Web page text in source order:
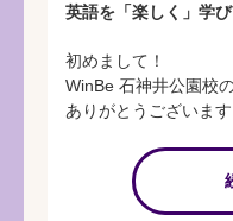
英語を「楽しく」学び
初めまして！
WinBe 石神井公園校
ありがとうございます
☑英語学習が初めての
☑楽しく英語を学習
☑今ある英語力をさ